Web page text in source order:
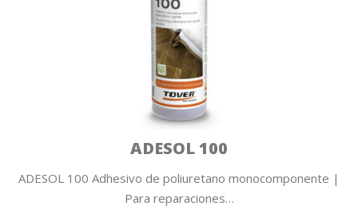
ADESOL 100
ADESOL 100 Adhesivo de poliuretano monocomponente |
Para reparaciones…